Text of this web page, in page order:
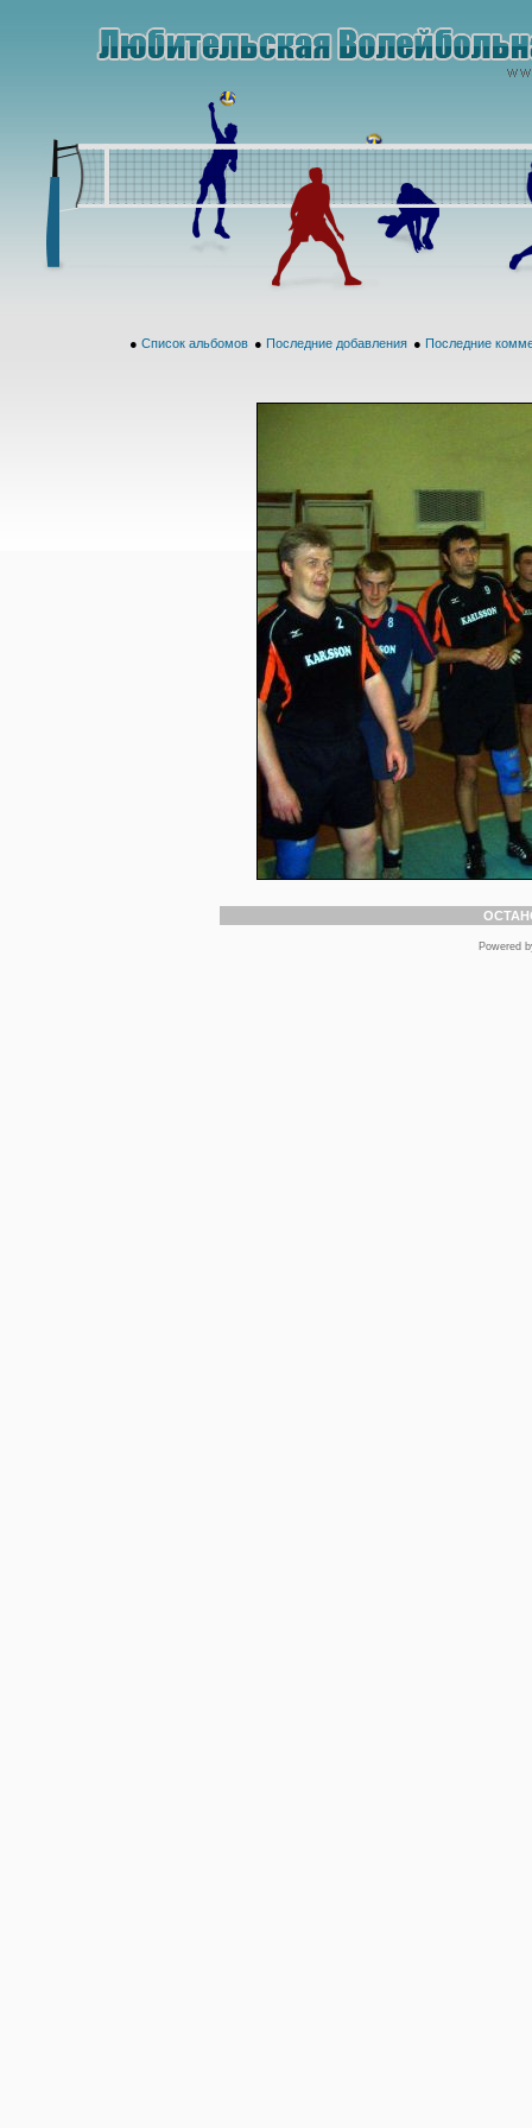
● Список альбомов ● Последние добавления ● Последние
Powered